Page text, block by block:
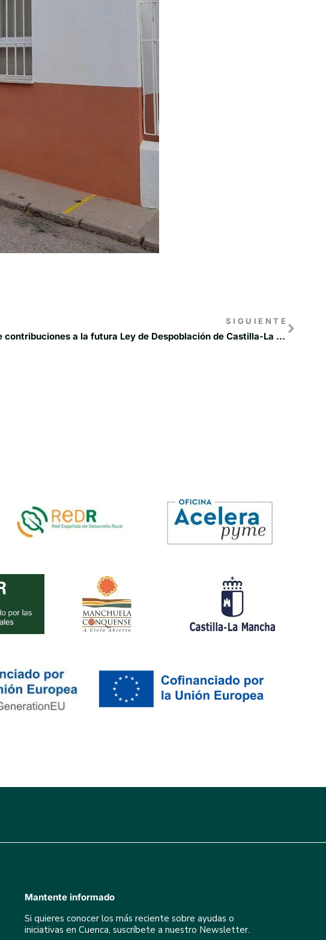
SIGUIENTE
Abierto el plazo de contribuciones a la futura Ley de Despoblación de Castilla-La Mancha
Mantente informado
Si quieres conocer los más reciente sobre ayudas o
iniciativas en Cuenca, suscríbete a nuestro Newsletter.